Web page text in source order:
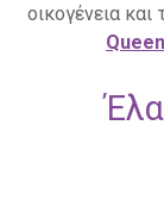
οικογένεια